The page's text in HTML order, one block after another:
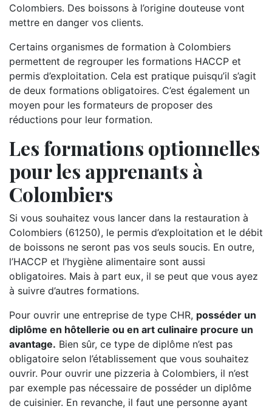
Colombiers. Des boissons à l’origine douteuse vont
mettre en danger vos clients.
Certains organismes de formation à Colombiers
permettent de regrouper les formations HACCP et
permis d’exploitation. Cela est pratique puisqu’il s’agit
de deux formations obligatoires. C’est également un
moyen pour les formateurs de proposer des
réductions pour leur formation.
Les formations optionnelles
pour les apprenants à
Colombiers
Si vous souhaitez vous lancer dans la restauration à
Colombiers (61250), le permis d’exploitation et le débit
de boissons ne seront pas vos seuls soucis. En outre,
l’HACCP et l’hygiène alimentaire sont aussi
obligatoires. Mais à part eux, il se peut que vous ayez
à suivre d’autres formations.
Pour ouvrir une entreprise de type CHR, posséder un
diplôme en hôtellerie ou en art culinaire procure un
avantage. Bien sûr, ce type de diplôme n’est pas
obligatoire selon l’établissement que vous souhaitez
ouvrir. Pour ouvrir une pizzeria à Colombiers, il n’est
par exemple pas nécessaire de posséder un diplôme
de cuisinier. En revanche, il faut une personne ayant